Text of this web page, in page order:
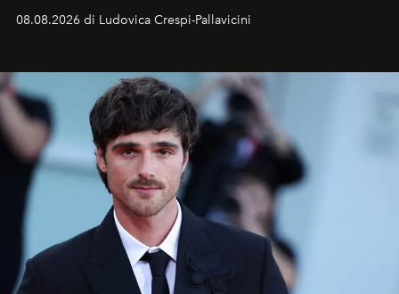
Sarà il momento in cui gli occhi si alzano verso la volta
celeste per seguire il passaggio delle
all’universo i desideri più segreti
08.08.2026 di Ludovica Crespi-Pallavicini